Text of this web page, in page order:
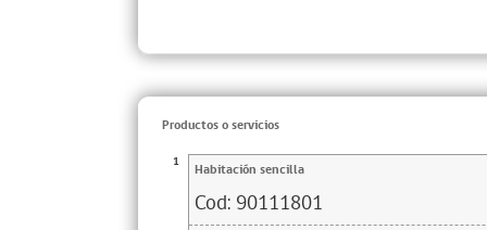
Productos o servicios
1 Habitación sencilla
Cod: 90111801